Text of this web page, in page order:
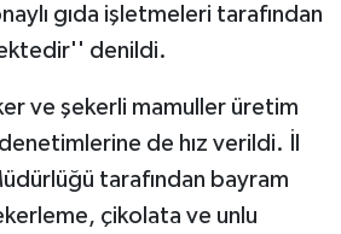
gıda işletmeleri tarafından
denildi.
ve şekerli mamuller üretim
de hız verildi. İl
tarafından bayram
çikolata ve unlu